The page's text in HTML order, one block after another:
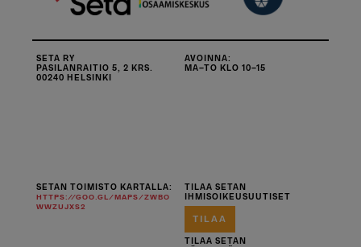
SETA RY
PASILANRAITIO 5, 2 KRS.
00240 HELSINKI
AVOINNA:
MA–TO KLO 10–15
SETAN TOIMISTO KARTALLA:
HTTPS://GOO.GL/MAPS/ZWBO
WWZUJXS2
TILAA SETAN
IHMISOIKEUSUUTISET
TILAA
TILAA SETAN